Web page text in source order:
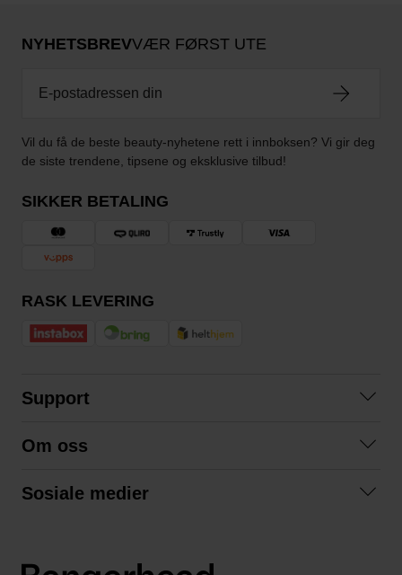
NYHETSBREVVÆR FØRST UTE
Vil du få de beste beauty-nyhetene rett i innboksen? Vi gir deg
de siste trendene, tipsene og eksklusive tilbud!
SIKKER BETALING
RASK LEVERING
Support
Kjøpsvilkår
Om oss
Sosiale medier